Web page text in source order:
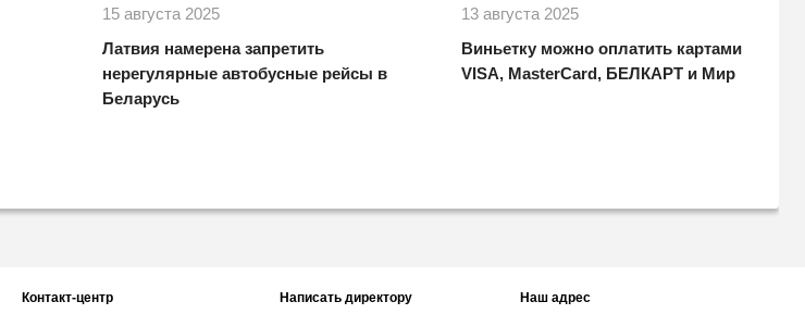
15 августа 2025
Латвия намерена запретить
нерегулярные автобусные рейсы в
Беларусь
13 августа 2025
Виньетку можно оплатить картами
VISA, MasterCard, БЕЛКАРТ и Мир
Контакт-центр Написать директору Наш адрес